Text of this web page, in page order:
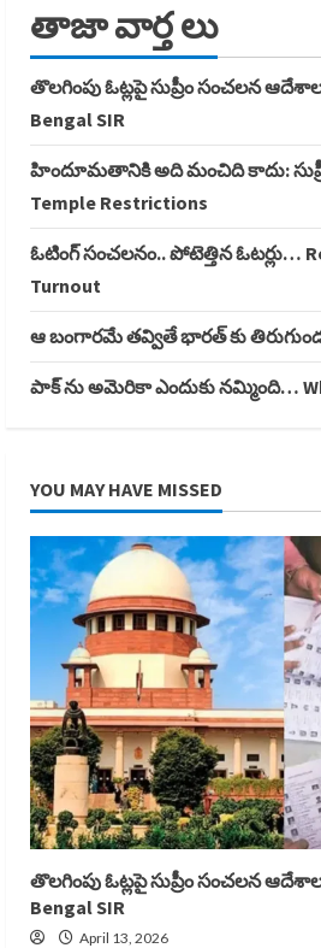
తాజా వార్త లు
తొలగింపు ఓట్లపై సుప్రీం సంచలన
Bengal SIR
హిందూమతానికి అది మంచిది కాదు:
Temple Restrictions
ఓటింగ్ సంచలనం.. పోటెత్తిన ఓటర్లు…
Turnout
ఆ బంగారమే తవ్వితే భారత్ కు
పాక్ ను అమెరికా ఎందుకు నమ్మింది…
YOU MAY HAVE MISSED
తొలగింపు ఓట్లపై సుప్రీం సంచలన
Bengal SIR
April 13, 2026